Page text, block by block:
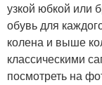
узкой юбкой или
обувь для
колена и выше
классическими
посмотреть на